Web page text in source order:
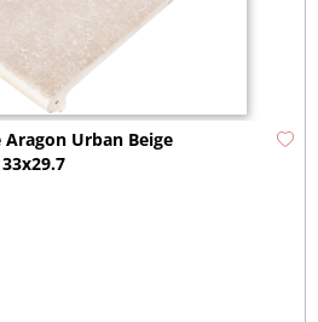
Aragon Urban Beige